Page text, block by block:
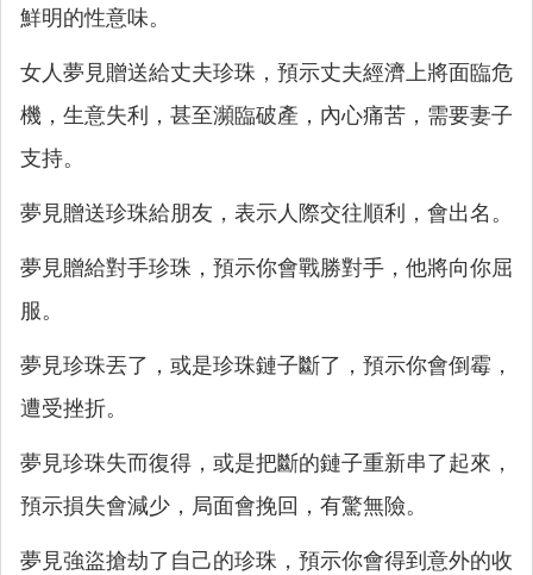
鮮明的性意味。
女人夢見贈送給丈夫珍珠，預示丈夫經濟上將面臨危
機，生意失利，甚至瀕臨破產，內心痛苦，需要妻子
支持。
夢見贈送珍珠給朋友，表示人際交往順利，會出名。
夢見贈給對手珍珠，預示你會戰勝對手，他將向你屈
服。
夢見珍珠丟了，或是珍珠鏈子斷了，預示你會倒霉，
遭受挫折。
夢見珍珠失而復得，或是把斷的鏈子重新串了起來，
預示損失會減少，局面會挽回，有驚無險。
夢見強盜搶劫了自己的珍珠，預示你會得到意外的收